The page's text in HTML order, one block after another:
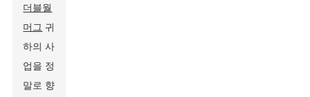
더블월
머그 귀
하의 사
업을 정
말로 향